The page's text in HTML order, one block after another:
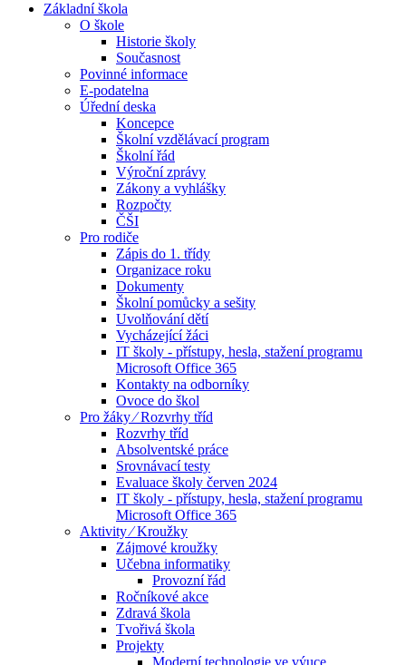
Základní škola
O škole
Historie školy
Současnost
Povinné informace
E-podatelna
Úřední deska
Koncepce
Školní vzdělávací program
Školní řád
Výroční zprávy
Zákony a vyhlášky
Rozpočty
ČŠI
Pro rodiče
Zápis do 1. třídy
Organizace roku
Dokumenty
Školní pomůcky a sešity
Uvolňování dětí
Vycházející žáci
IT školy - přístupy, hesla, stažení programu
Microsoft Office 365
Kontakty na odborníky
Ovoce do škol
Pro žáky ⁄ Rozvrhy tříd
Rozvrhy tříd
Absolventské práce
Srovnávací testy
Evaluace školy červen 2024
IT školy - přístupy, hesla, stažení programu
Microsoft Office 365
Aktivity ⁄ Kroužky
Zájmové kroužky
Učebna informatiky
Provozní řád
Ročníkové akce
Zdravá škola
Tvořivá škola
Projekty
Moderní technologie ve výuce